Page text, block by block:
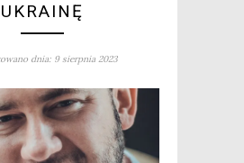
UKRAINĘ
dnia: 9 sierpnia 2023